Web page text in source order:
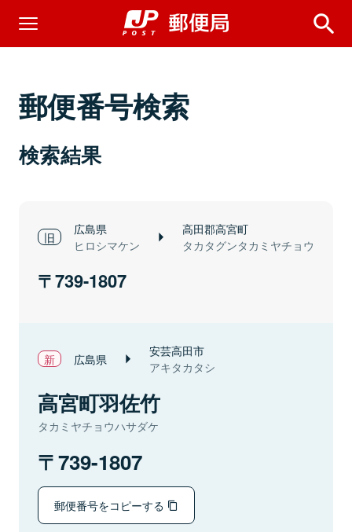
郵便番号検索
検索結果
広島県
ヒロシマケン
高田郡高宮町
タカタグンタカミヤチョウ
739-1807
広島県 安芸高田市
アキタカタシ
高宮町羽佐竹
タカミヤチョウハサダケ
739-1807
郵便番号をコピーする